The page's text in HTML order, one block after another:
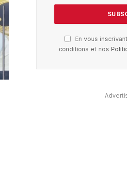
En vous
conditions et nos